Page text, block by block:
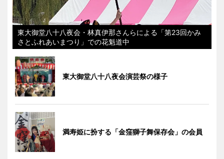
東大御堂八十八夜会・林真伊那さんらによる「第23回かみ
さとふれあいまつり」での花魁道中
東大御堂八十八夜会演芸祭の様子
満寿姫に扮する「金窪獅子舞保存会」の会員